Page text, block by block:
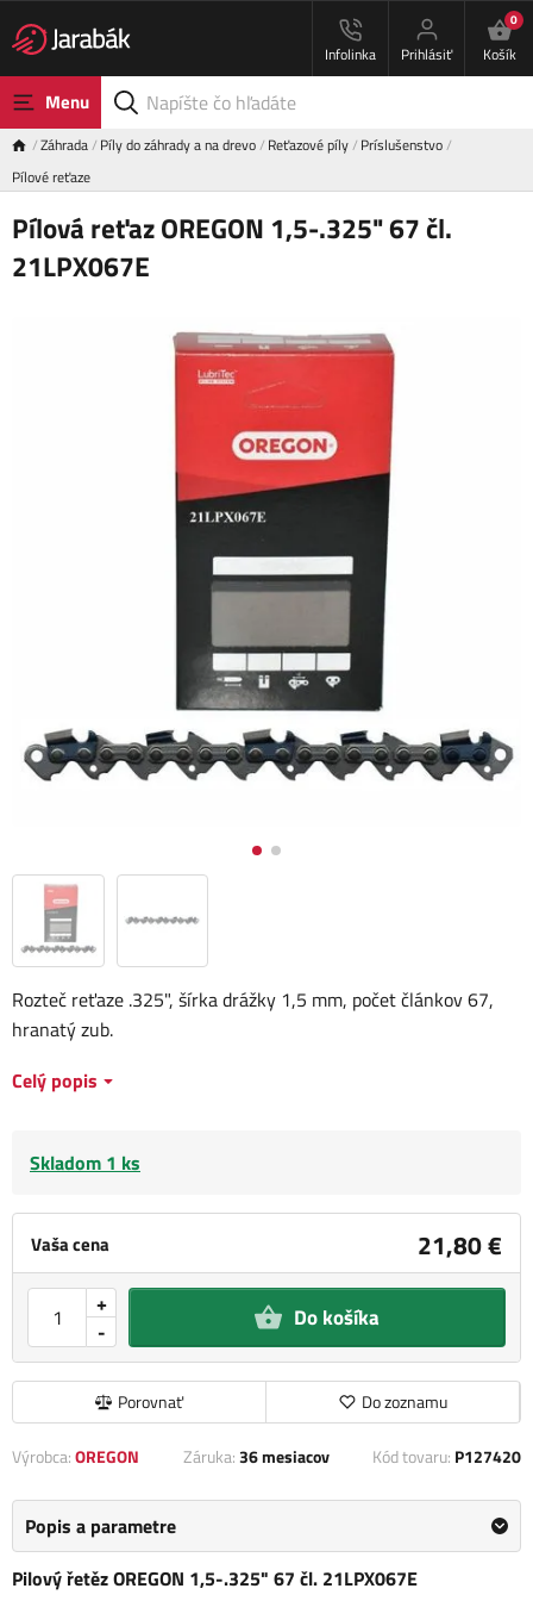
Infolinka Prihlásiť
0
Košík
Menu
Záhrada Píly do záhrady a na drevo Reťazové píly Príslušenstvo
Pílové reťaze
Pílová reťaz OREGON 1,5-.325" 67 čl.
21LPX067E
Vaša cena 21,80 €
-
+ Do košíka
Porovnať Do zoznamu
Rozteč reťaze .325", šírka drážky 1,5 mm, počet článkov 67,
hranatý zub.
Celý popis
Skladom 1 ks
Výrobca:OREGON Záruka:36 mesiacov Kód tovaru: P127420
Popis a parametre
Pilový řetěz OREGON 1,5-.325" 67 čl. 21LPX067E